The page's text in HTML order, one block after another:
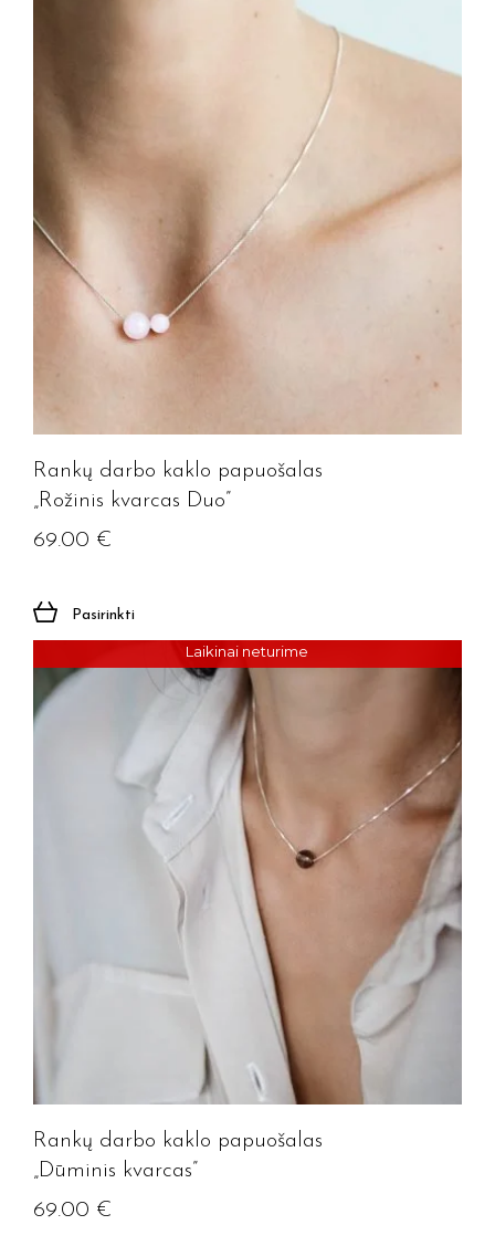
Rankų darbo kaklo papuošalas
„Rožinis kvarcas Duo”
69.00 €
Pasirinkti
Laikinai neturime
Rankų darbo kaklo papuošalas
„Dūminis kvarcas”
69.00 €